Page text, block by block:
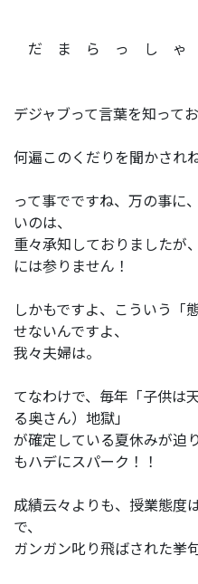
だ ま ら っ し ゃ
デジャブって言葉を知って
何遍このくだりを聞かされ
って事でですね、万の事に
いのは、
重々承知しておりましたが
には参りません！
しかもですよ、こういう「
せないんですよ、
我々夫婦は。
てなわけで、毎年「子供は
る奥さん）地獄」
が確定している夏休みが迫
もハデにスパーク！！
成績云々よりも、授業態度
で、
ガンガン叱り飛ばされた挙